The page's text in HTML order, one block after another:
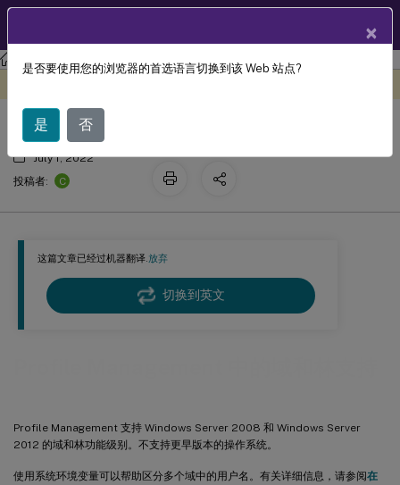
Profile Management Profile Management 2203
这篇文章已经过机器翻译.放弃
切换到英文
Profile Management 支持 Windows Server 2008 和 Windows Server
2012 的域和林功能级别。不支持更早版本的操作系统。
使用系统环境变量可以帮助区分多个域中的用户名。有关详细信息，请参阅在
Profile Management 中的域和林支持
July 1, 2022
投稿者:
C
×
是否要使用您的浏览器的首选语言切换到该 Web 站点?
是 否